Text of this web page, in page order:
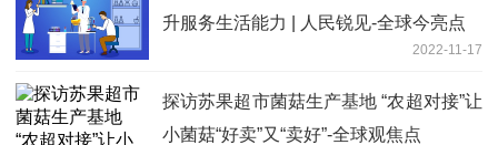
升服务生活能力 | 人民锐见-全球今亮点
2022-11-17
探访苏果超市菌菇生产基地 “农超对接”让
小菌菇“好卖”又“卖好”-全球观焦点